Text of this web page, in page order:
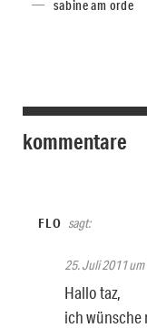
sabine am orde
kommentare
FLO sagt:
25. Juli 2011
Hallo taz,
ich wünsche